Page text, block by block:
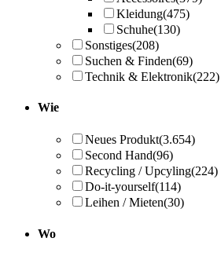
Kleidung(475)
Schuhe(130)
Sonstiges(208)
Suchen & Finden(69)
Technik & Elektronik(222)
Wie
Neues Produkt(3.654)
Second Hand(96)
Recycling / Upcyling(224)
Do-it-yourself(114)
Leihen / Mieten(30)
Wo